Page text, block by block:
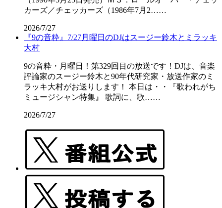
カーズ／チェッカーズ（1986年7月2……
2026/7/27
『9の音粋』7/27月曜日のDJはスージー鈴木とミラッキ
大村
9の音粋・月曜日！第329回目の放送です！DJは、音楽
評論家のスージー鈴木と90年代研究家・放送作家のミ
ラッキ大村がお送りします！ 本日は・・『歌われがち
ミュージシャン特集』 歌詞に、歌……
2026/7/27